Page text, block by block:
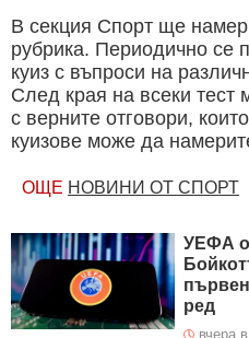
В секция Спорт ще
рубрика. Периодично се
куиз с въпроси на
След края на всеки тест
с верните отговори,
куизове може да
ОЩЕ НОВИНИ ОТ СПОРТ
УЕФА
ред
вчера